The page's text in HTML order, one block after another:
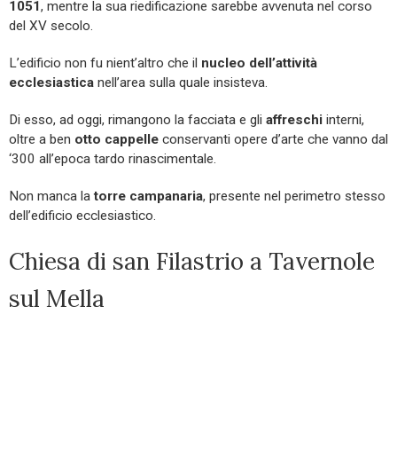
1051, mentre la sua riedificazione sarebbe avvenuta nel corso
del XV secolo.
L’edificio non fu nient’altro che il nucleo dell’attività
ecclesiastica nell’area sulla quale insisteva.
Di esso, ad oggi, rimangono la facciata e gli affreschi interni,
oltre a ben otto cappelle conservanti opere d’arte che vanno dal
‘300 all’epoca tardo rinascimentale.
Non manca latorre campanaria, presente nel perimetro stesso
dell’edificio ecclesiastico.
Chiesa di san Filastrio a Tavernole
sul Mella